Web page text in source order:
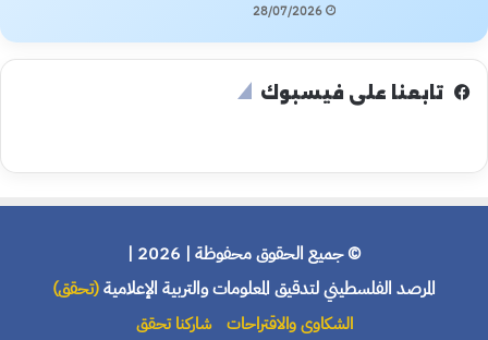
28/07/2026
تابعنا على فيسبوك
© جميع الحقوق محفوظة | 2026 |
المرصد الفلسطيني لتدقيق المعلومات والتربية الإعلامية(تحقق)
الشكاوى والاقتراحات شاركنا تحقق